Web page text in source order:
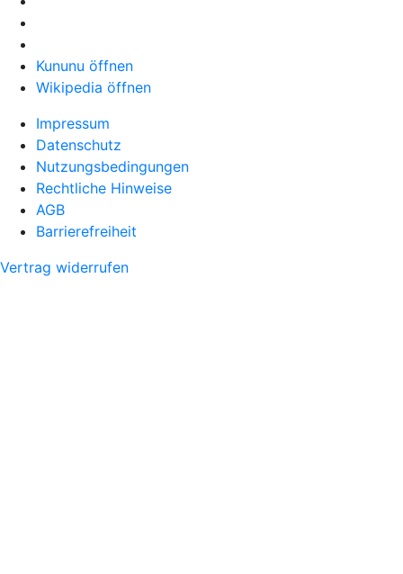
Kununu öffnen
Wikipedia öffnen
Impressum
Datenschutz
Nutzungsbedingungen
Rechtliche Hinweise
AGB
Barrierefreiheit
Vertrag widerrufen